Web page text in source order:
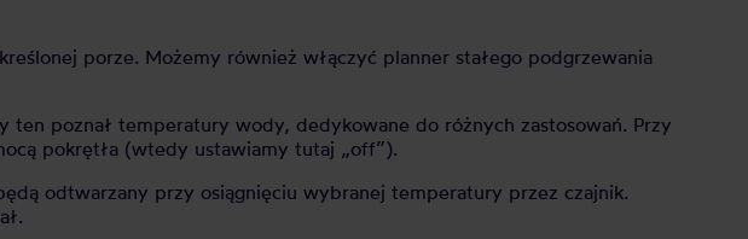
porze. Możemy również włączyć planner stałego podgrzewania
poznał temperatury wody, dedykowane do różnych zastosowań. Przy
pokrętła (wtedy ustawiamy tutaj „off”).
odtwarzany przy osiągnięciu wybranej temperatury przez czajnik.